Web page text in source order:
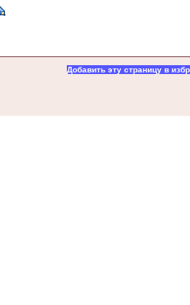
Добавить эту страницу в